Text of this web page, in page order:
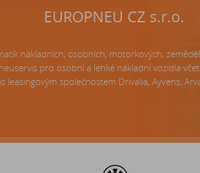
EUROPNEU CZ s.r.o.
nákladních, osobních, motorkových,
pro osobní a lehké nákladní vozidla
leasingovým společnostem Drivalia, Ayvens,